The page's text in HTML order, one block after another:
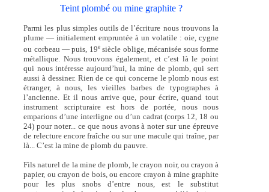
Teint plombé ou mine graphite ?
Parmi les plus simples outils de l’écriture nous trouvons la
plume — initialement empruntée à un volatile : oie, cygne
ou corbeau — puis, 19esiècle oblige, mécanisée sous forme
métallique. Nous trouvons également, et c’est là le point
qui nous intéresse aujourd’hui, la mine de plomb, qui sert
aussi à dessiner. Rien de ce qui concerne le plomb nous est
étranger, à nous, les vieilles barbes de typographes à
l’ancienne. Et il nous arrive que, pour écrire, quand tout
instrument scripturaire est hors de portée, nous nous
emparions d’une interligne ou d’un cadrat (corps 12, 18 ou
24) pour noter... ce que nous avons à noter sur une épreuve
de relecture encore fraîche ou sur une macule qui traîne, par
là... C’est la mine de plomb du pauvre.
Fils naturel de la mine de plomb, le crayon noir, ou crayon à
papier, ou crayon de bois, ou encore crayon à mine graphite
pour les plus snobs d’entre nous, est le substitut